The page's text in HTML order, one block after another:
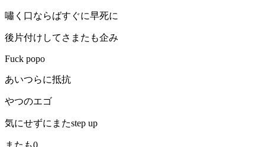
嘯く口ならばすぐに早死に
後片付けしてさまたも企み
Fuck popo
あいつらに抵抗
やつのエゴ
気にせずにまたstep up